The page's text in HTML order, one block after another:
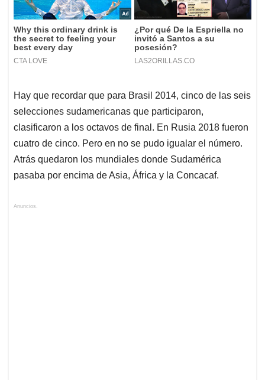
Hay que recordar que para Brasil 2014, cinco de las seis
selecciones sudamericanas que participaron,
clasificaron a los octavos de final. En Rusia 2018 fueron
cuatro de cinco. Pero en no se pudo igualar el número.
Atrás quedaron los mundiales donde Sudamérica
pasaba por encima de Asia, África y la Concacaf.
Anuncios.